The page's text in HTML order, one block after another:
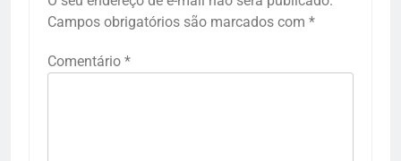
Campos obrigatórios são marcados com *
Comentário *